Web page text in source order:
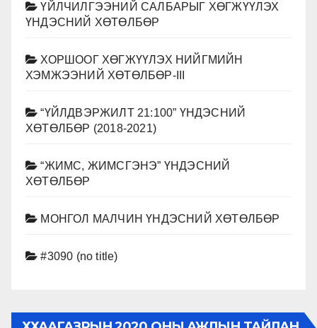
ҮЙЛЧИЛГЭЭНИЙ САЛБАРЫГ ХӨГЖҮҮЛЭХ
ҮНДЭСНИЙ ХӨТӨЛБӨР
ХОРШООГ ХӨГЖҮҮЛЭХ НИЙГМИЙН
ХЭМЖЭЭНИЙ ХӨТӨЛБӨР-III
“ҮЙЛДВЭРЖИЛТ 21:100” ҮНДЭСНИЙ
ХӨТӨЛБӨР (2018-2021)
“ЖИМС, ЖИМСГЭНЭ” ҮНДЭСНИЙ
ХӨТӨЛБӨР
МОНГОЛ МАЛЧИН ҮНДЭСНИЙ ХӨТӨЛБӨР
#3090 (no title)